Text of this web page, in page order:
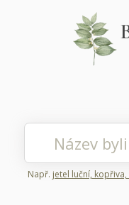
Např. jetel luční,